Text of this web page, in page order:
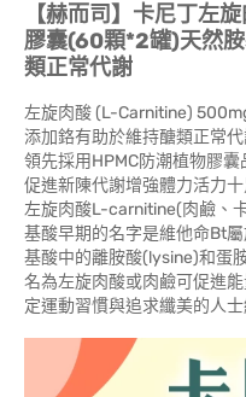
【赫而司】卡尼丁左
膠囊(60顆*2罐)天然
類正常代謝
左旋肉酸 (L-Carnitine)
添加鉻有助於維持醣類正常
領先採用HPMC防潮植物膠
促進新陳代謝增強體力活力
左旋肉酸L-carnitine(肉鹼、
基酸早期的名字是維他命Bt
基酸中的離胺酸(lysine)和蛋
名為左旋肉酸或肉鹼可促進
定運動習慣與追求纖美的人